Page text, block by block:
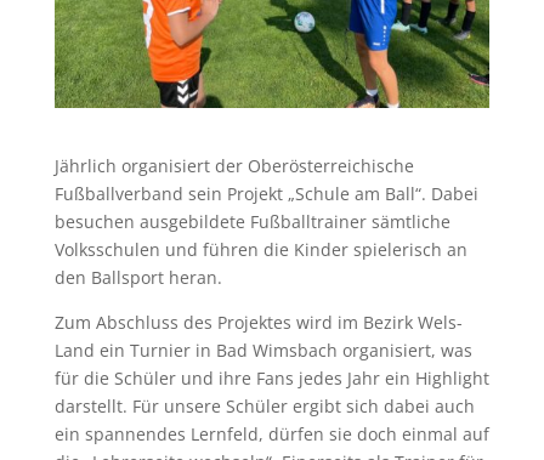
Jährlich organisiert der Oberösterreichische
Fußballverband sein Projekt „Schule am Ball“. Dabei
besuchen ausgebildete Fußballtrainer sämtliche
Volksschulen und führen die Kinder spielerisch an
den Ballsport heran.
Zum Abschluss des Projektes wird im Bezirk Wels-
Land ein Turnier in Bad Wimsbach organisiert, was
für die Schüler und ihre Fans jedes Jahr ein Highlight
darstellt. Für unsere Schüler ergibt sich dabei auch
ein spannendes Lernfeld, dürfen sie doch einmal auf